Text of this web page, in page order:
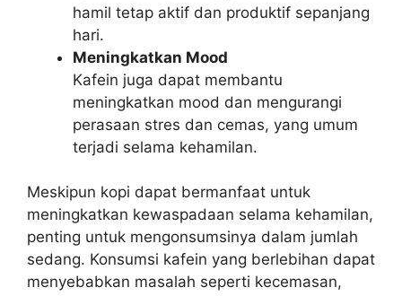
hamil tetap aktif dan produktif sepanjang
hari.
Meningkatkan Mood
Kafein juga dapat membantu
meningkatkan mood dan mengurangi
perasaan stres dan cemas, yang umum
terjadi selama kehamilan.
Meskipun kopi dapat bermanfaat untuk
meningkatkan kewaspadaan selama kehamilan,
penting untuk mengonsumsinya dalam jumlah
sedang. Konsumsi kafein yang berlebihan dapat
menyebabkan masalah seperti kecemasan,